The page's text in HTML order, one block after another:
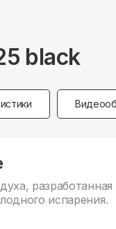
black
испарения.